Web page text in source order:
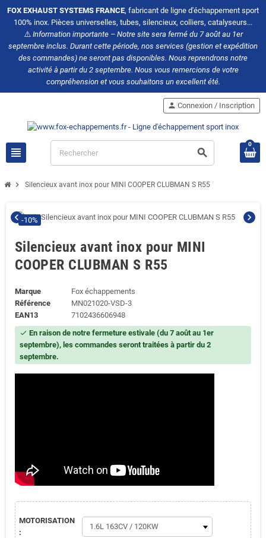
FOX EXHAUST SYSTEMS FRANCE, fabricant de ligne d'échappement sport
100% inox. Pièces universelles, tubes, silencieux, colliers, catalyseurs...
⚠️Information importante – Notre site sera fermé du 7 août au 1er
septembre inclus. Durant cette période, nos services (gestion et expédition
des commandes) ne seront pas disponibles. Nous reprendrons notre
activité à partir du 2 septembre. Nous vous remercions de votre
compréhension et vous souhaitons un excellent été.
view_headline search
person Connexion / Inscription
0
chevron_right Silencieux avant inox pour MINI COOPER CLUBMAN S R55
chevron_left chevron_right
-10%
Silencieux avant inox pour MINI
COOPER CLUBMAN S R55
Marque
Fox échappements
Référence
MN021020-VSD-3
EAN13
7102436606948
check En raison de notre fermeture estivale (du 7 août au 1er
septembre), les commandes seront traitées à partir du 2
septembre.
MOTORISATION
: